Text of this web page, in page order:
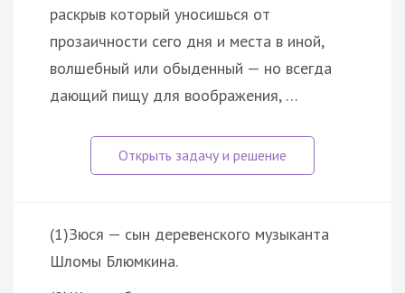
раскрыв который уносишься от
прозаичности сего дня и места в иной,
волшебный или обыденный — но всегда
дающий пищу для воображения, …
(1)Зюся — сын деревенского музыканта
Шломы Блюмкина.